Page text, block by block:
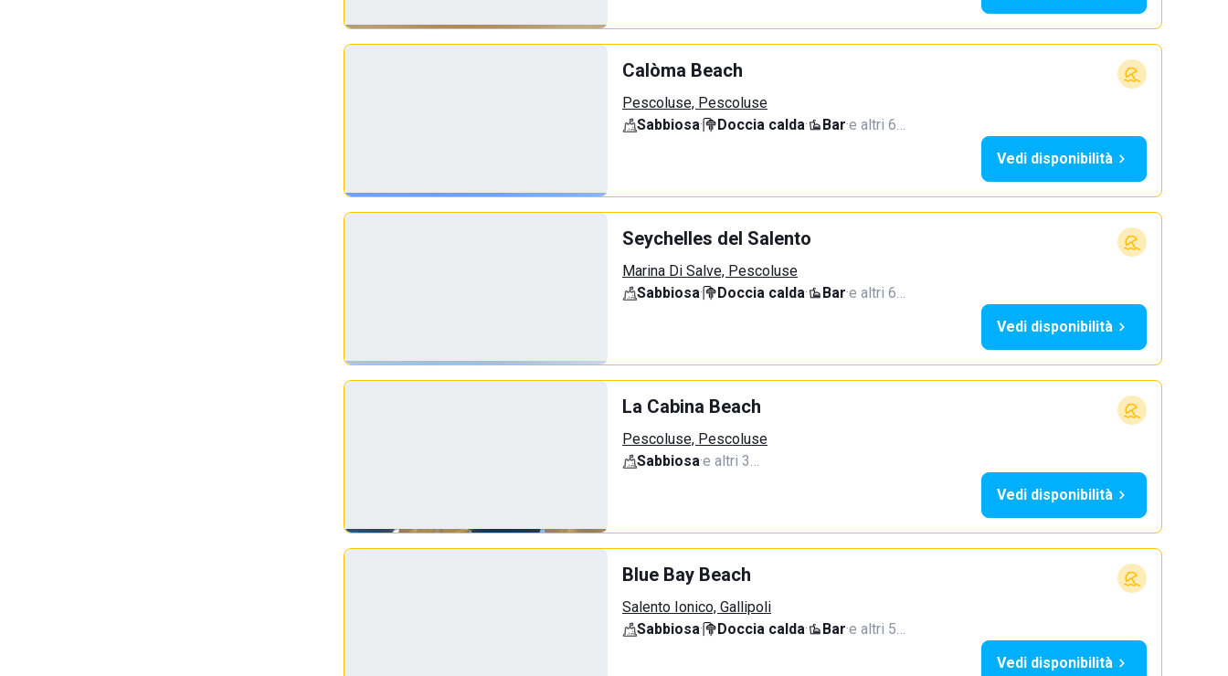
Calòma Beach
Pescoluse, Pescoluse
Sabbiosa· Doccia calda· Bar·e altri 6…
Vedi disponibilità
Seychelles del Salento
Marina Di Salve, Pescoluse
Sabbiosa· Doccia calda· Bar·e altri 6…
Vedi disponibilità
La Cabina Beach
Pescoluse, Pescoluse
Sabbiosa·e altri 3…
Vedi disponibilità
Blue Bay Beach
Salento Ionico, Gallipoli
Sabbiosa· Doccia calda· Bar·e altri 5…
Vedi disponibilità